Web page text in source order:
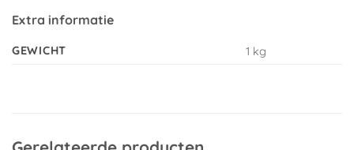
Extra informatie
GEWICHT 1 kg